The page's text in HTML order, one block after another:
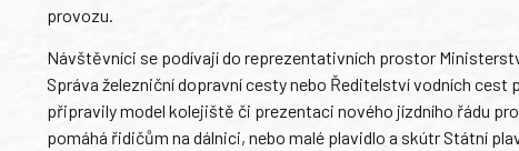
provozu.
Návštěvníci se podívají do reprezentativních prostor
Správa železniční dopravní cesty nebo Ředitelství vodních
připravily model kolejiště či prezentaci nového jízdního řádu
pomáhá řidičům na dálnici, nebo malé plavidlo a skútr Státní